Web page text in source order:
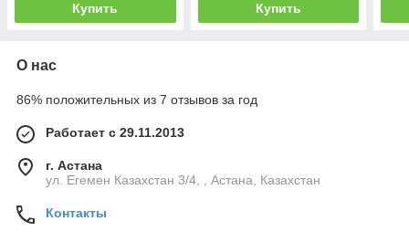
Купить Купить
О нас
86% положительных из 7 отзывов за год
Работает с 29.11.2013
г. Астана
ул. Егемен Казахстан 3/4, , Астана, Казахстан
Контакты